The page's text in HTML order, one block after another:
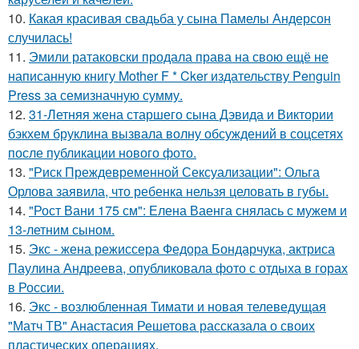
10. Какая красивая свадьба у сына Памелы Андерсон
случилась!
11. Эмили ратаковски продала права на свою ещё не
написанную книгу Mother F * Cker издательству Penguin
Press за семизначную сумму.
12. 31-Летняя жена старшего сына Дэвида и Виктории
бэкхем бруклина вызвала волну обсуждений в соцсетях
после публикации нового фото.
13. "Риск Преждевременной Сексуализации": Ольга
Орлова заявила, что ребенка нельзя целовать в губы.
14. "Рост Вани 175 см": Елена Ваенга снялась с мужем и
13-летним сыном.
15. Экс - жена режиссера Федора Бондарчука, актриса
Паулина Андреева, опубликовала фото с отдыха в горах
в России.
16. Экс - возлюбленная Тимати и новая телеведущая
"Матч ТВ" Анастасия Решетова рассказала о своих
пластических операциях.